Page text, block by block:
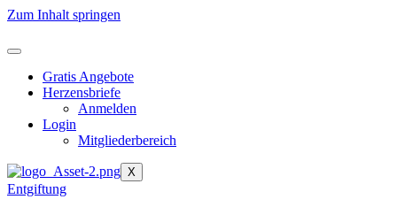
Zum Inhalt springen
Gratis Angebote
Herzensbriefe
Anmelden
Login
Mitgliederbereich
X
Entgiftung